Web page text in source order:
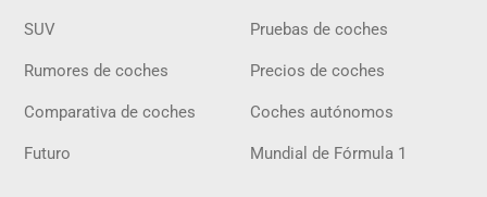
SUV Pruebas de coches
Rumores de coches Precios de coches
Comparativa de coches Coches autónomos
Futuro Mundial de Fórmula 1